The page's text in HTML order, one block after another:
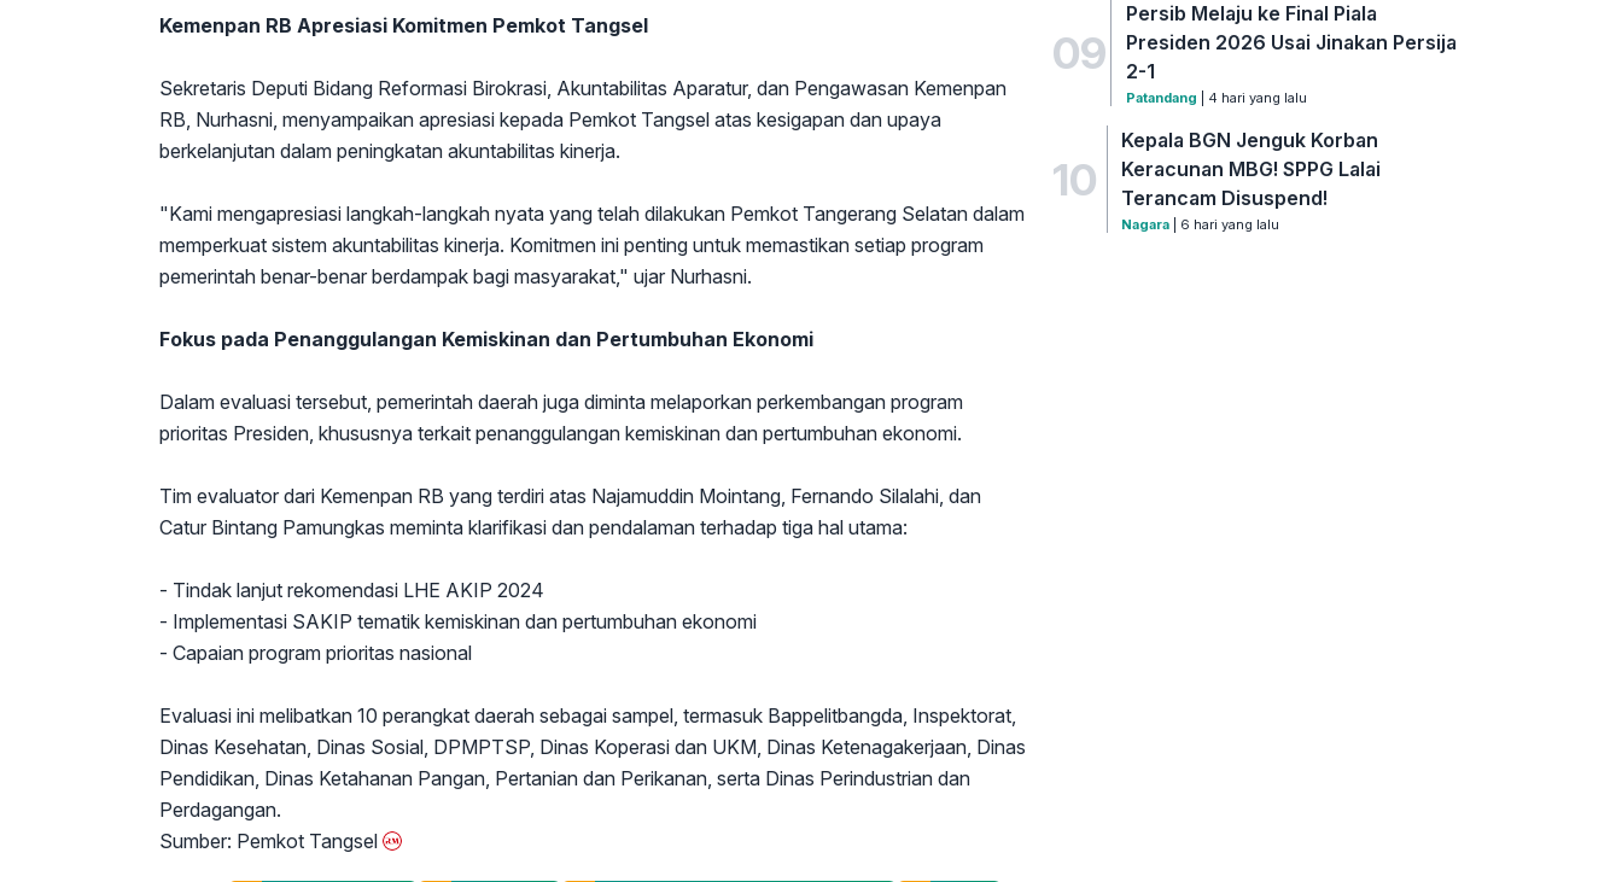
Kemenpan RB Apresiasi Komitmen Pemkot Tangsel
Sekretaris Deputi Bidang Reformasi Birokrasi, Akuntabilitas Aparatur, dan Pengawasan Kemenpan
RB, Nurhasni, menyampaikan apresiasi kepada Pemkot Tangsel atas kesigapan dan upaya
berkelanjutan dalam peningkatan akuntabilitas kinerja.
"Kami mengapresiasi langkah-langkah nyata yang telah dilakukan Pemkot Tangerang Selatan dalam
memperkuat sistem akuntabilitas kinerja. Komitmen ini penting untuk memastikan setiap program
pemerintah benar-benar berdampak bagi masyarakat," ujar Nurhasni.
Fokus pada Penanggulangan Kemiskinan dan Pertumbuhan Ekonomi
Dalam evaluasi tersebut, pemerintah daerah juga diminta melaporkan perkembangan program
prioritas Presiden, khususnya terkait penanggulangan kemiskinan dan pertumbuhan ekonomi.
Tim evaluator dari Kemenpan RB yang terdiri atas Najamuddin Mointang, Fernando Silalahi, dan
Catur Bintang Pamungkas meminta klarifikasi dan pendalaman terhadap tiga hal utama:
- Tindak lanjut rekomendasi LHE AKIP 2024
- Implementasi SAKIP tematik kemiskinan dan pertumbuhan ekonomi
- Capaian program prioritas nasional
Evaluasi ini melibatkan 10 perangkat daerah sebagai sampel, termasuk Bappelitbangda, Inspektorat,
Dinas Kesehatan, Dinas Sosial, DPMPTSP, Dinas Koperasi dan UKM, Dinas Ketenagakerjaan, Dinas
Pendidikan, Dinas Ketahanan Pangan, Pertanian dan Perikanan, serta Dinas Perindustrian dan
Perdagangan.
Sumber: Pemkot Tangsel
09
Persib Melaju ke Final Piala
Presiden 2026 Usai Jinakan Persija
2-1
Patandang | 4 hari yang lalu
10
Kepala BGN Jenguk Korban
Keracunan MBG! SPPG Lalai
Terancam Disuspend!
Nagara | 6 hari yang lalu